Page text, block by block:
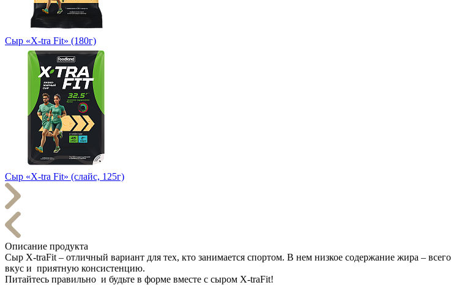
Сыр «X-tra Fit» (180г)
Сыр «X-tra Fit» (слайс, 125г)
Описание продукта
Сыр Х-traFit – отличный вариант для тех, кто занимается спортом. В нем низкое содержание жира –
вкус и приятную консистенцию.
Питайтесь правильно и будьте в форме вместе с сыром Х-traFit!